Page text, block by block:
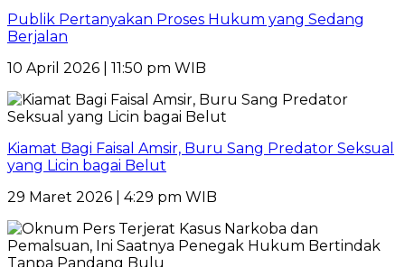
Publik Pertanyakan Proses Hukum yang Sedang
Berjalan
10 April 2026 | 11:50 pm WIB
Kiamat Bagi Faisal Amsir, Buru Sang Predator Seksual
yang Licin bagai Belut
29 Maret 2026 | 4:29 pm WIB